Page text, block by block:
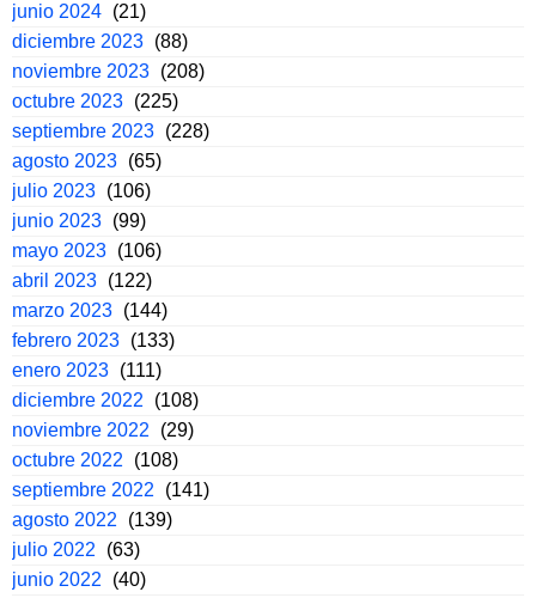
junio 2024 (21)
diciembre 2023 (88)
noviembre 2023 (208)
octubre 2023 (225)
septiembre 2023 (228)
agosto 2023 (65)
julio 2023 (106)
junio 2023 (99)
mayo 2023 (106)
abril 2023 (122)
marzo 2023 (144)
febrero 2023 (133)
enero 2023 (111)
diciembre 2022
(108)
noviembre 2022
(29)
octubre 2022
(108)
septiembre 2022
(141)
agosto 2022
(139)
julio 2022
(63)
junio 2022
(40)